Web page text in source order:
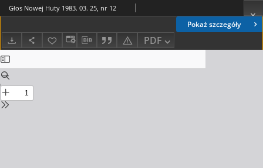
Pokaż szczegóły
PDF
Głos Nowej Huty 1983. 03. 25, nr 12